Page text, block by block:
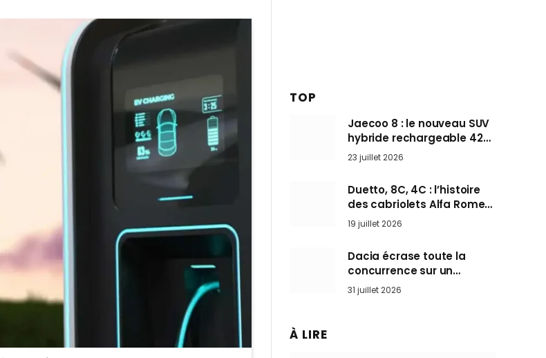
TOP
Jaecoo 8 : le nouveau SUV
hybride rechargeable 428
ch qui vise l’Audi Q7 arrive
en Europe cet automne
23 juillet 2026
Duetto, 8C, 4C : l’histoire
des cabriolets Alfa Romeo,
ces Spider qui ont défini
l’art de rouler cheveux au
vent
19 juillet 2026
Dacia écrase toute la
concurrence sur un
marché où personne ne
l’attendait
31 juillet 2026
À LIRE